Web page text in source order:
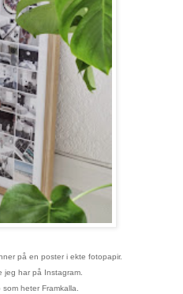
på en poster i ekte fotopapir.
jeg har på Instagram.
heter Framkalla.